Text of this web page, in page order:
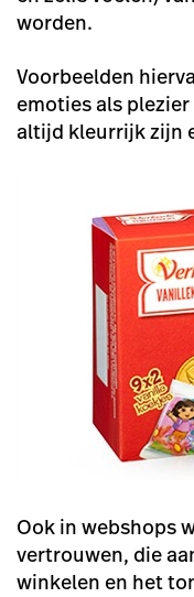
worden.
Voorbeelden
emoties als plezier
altijd kleurrijk zijn
Ook in webshops
vertrouwen, die
winkelen en het